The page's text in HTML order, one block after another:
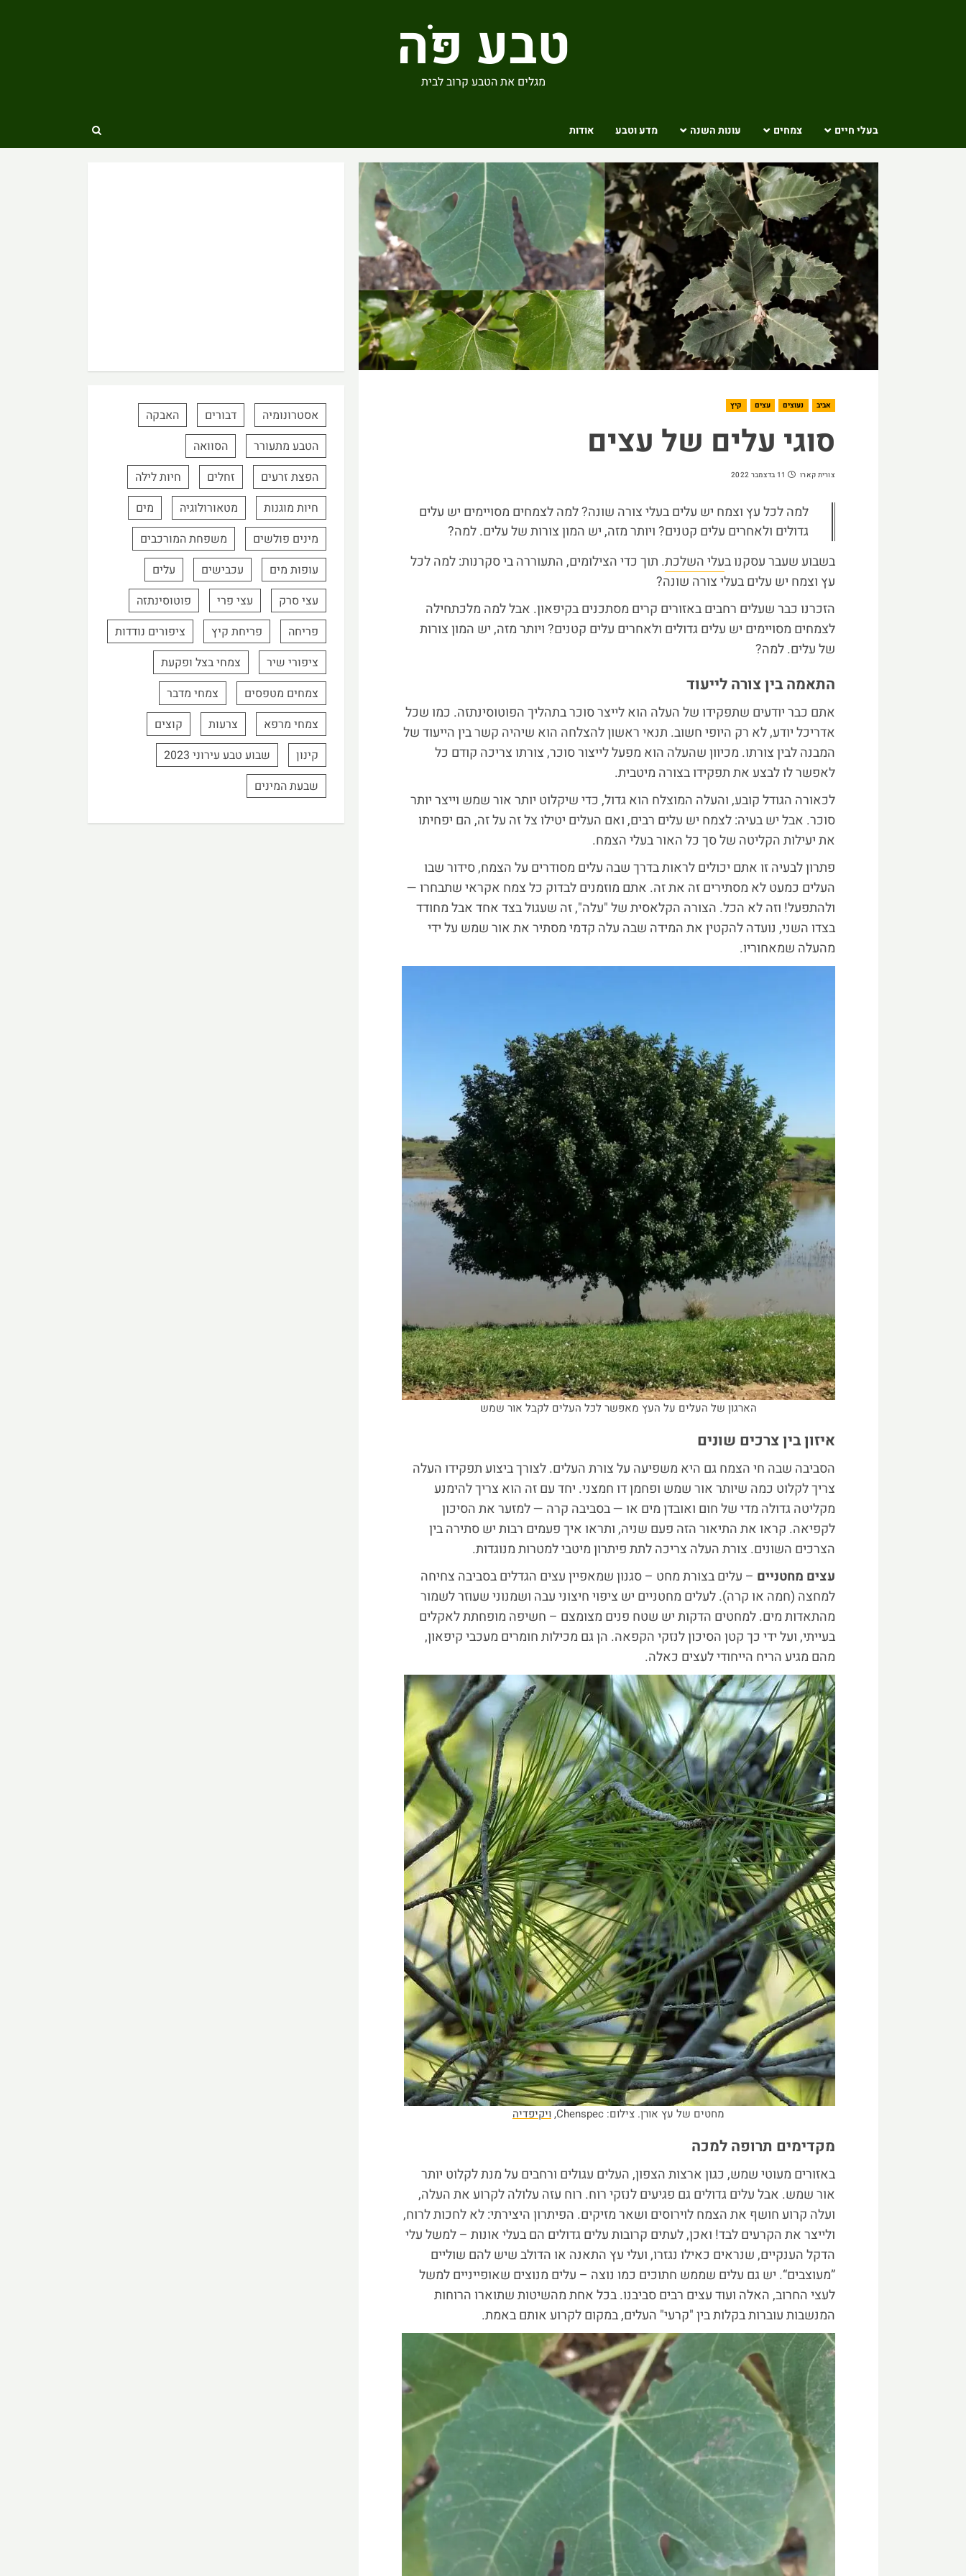
טבע פֹּה
מגלים את הטבע קרוב לבית
בעלי חיים צמחים עונות השנה מדע וטבע אודות
אביב נעוצים עצים קיץ
סוגי עלים של עצים
צורית קארו 11 בדצמבר 2022
למה לכל עץ וצמח יש עלים בעלי צורה שונה? למה לצמחים מסויימים יש עלים
גדולים ולאחרים עלים קטנים? ויותר מזה, יש המון צורות של עלים. למה?
בשבוע שעבר עסקנו בעלי השלכת. תוך כדי הצילומים, התעוררה בי סקרנות: למה לכל
עץ וצמח יש עלים בעלי צורה שונה?
הזכרנו כבר שעלים רחבים באזורים קרים מסתכנים בקיפאון. אבל למה מלכתחילה
לצמחים מסויימים יש עלים גדולים ולאחרים עלים קטנים? ויותר מזה, יש המון צורות
של עלים. למה?
התאמה בין צורה לייעוד
אתם כבר יודעים שתפקידו של העלה הוא לייצר סוכר בתהליך הפוטוסינתזה. כמו שכל
אדריכל יודע, לא רק היופי חשוב. תנאי ראשון להצלחה הוא שיהיה קשר בין הייעוד של
המבנה לבין צורתו. מכיוון שהעלה הוא מפעל לייצור סוכר, צורתו צריכה קודם כל
לאפשר לו לבצע את תפקידו בצורה מיטבית.
לכאורה הגודל קובע, והעלה המוצלח הוא גדול, כדי שיקלוט יותר אור שמש וייצר יותר
סוכר. אבל יש בעיה: לצמח יש עלים רבים, ואם העלים יטילו צל זה על זה, הם יפחיתו
את יעילות הקליטה של סך כל האור בעלי הצמח.
פתרון לבעיה זו אתם יכולים לראות בדרך שבה עלים מסודרים על הצמח, סידור שבו
העלים כמעט לא מסתירים זה את זה. אתם מוזמנים לבדוק כל צמח אקראי שתבחרו —
ולהתפעל! וזה לא הכל. הצורה הקלאסית של "עלה", זה שעגול בצד אחד אבל מחודד
בצדו השני, נועדה להקטין את המידה שבה עלה קדמי מסתיר את אור שמש על ידי
מהעלה שמאחוריו.
הארגון של העלים על העץ מאפשר לכל העלים לקבל אור שמש
איזון בין צרכים שונים
הסביבה שבה חי הצמח גם היא משפיעה על צורת העלים. לצורך ביצוע תפקידו העלה
צריך לקלוט כמה שיותר אור שמש ופחמן דו חמצני. יחד עם זה הוא צריך להימנע
מקליטה גדולה מדי של חום ואובדן מים או — בסביבה קרה — למזער את הסיכון
לקפיאה. קראו את התיאור הזה פעם שניה, ותראו איך פעמים רבות יש סתירה בין
הצרכים השונים. צורת העלה צריכה לתת פיתרון מיטבי למטרות מנוגדות.
עצים מחטניים – עלים בצורת מחט – סגנון שמאפיין עצים הגדלים בסביבה צחיחה
למחצה (חמה או קרה). לעלים מחטניים יש ציפוי חיצוני עבה ושמנוני שעוזר לשמור
מהתאדות מים. למחטים הדקות יש שטח פנים מצומצם – חשיפה מופחתת לאקלים
בעייתי, ועל ידי כך קטן הסיכון לנזקי הקפאה. הן גם מכילות חומרים מעכבי קיפאון,
מהם מגיע הריח הייחודי לעצים כאלה.
מחטים של עץ אורן. צילום: Chenspec, ויקיפדיה
מקדימים תרופה למכה
באזורים מעוטי שמש, כגון ארצות הצפון, העלים עגולים ורחבים על מנת לקלוט יותר
אור שמש. אבל עלים גדולים גם פגיעים לנזקי רוח. רוח עזה עלולה לקרוע את העלה,
ועלה קרוע חושף את הצמח לוירוסים ושאר מזיקים. הפיתרון היצירתי: לא לחכות לרוח,
ולייצר את הקרעים לבד! ואכן, לעתים קרובות עלים גדולים הם בעלי אונות – למשל עלי
הדקל הענקיים, שנראים כאילו נגזרו, ועלי עץ התאנה או הדולב שיש להם שוליים
”מעוצבים“. יש גם עלים שממש חתוכים כמו נוצה – עלים מנוצים שאופייניים למשל
לעצי החרוב, האלה ועוד עצים רבים סביבנו. בכל אחת מהשיטות שתוארו הרוחות
המנשבות עוברות בקלות בין "קרעי" העלים, במקום לקרוע אותם באמת.
אסטרונומיה דבורים
האבקה
הטבע מתעורר
הסוואה
הפצת זרעים
זחלים
חיות לילה
חיות מוגנות
מטאורולוגיה
מים
מינים פולשים
משפחת המורכבים
עופות מים
עכבישים
עלים
עצי סרק
עצי פרי
פוטוסינתזה
פריחה
פריחת קיץ
ציפורים נודדות
ציפורי שיר
צמחי בצל ופקעת
צמחים מטפסים
צמחי מדבר
צמחי מרפא
צרעות
קוצים
קינון
שבוע טבע עירוני 2023
שבעת המינים